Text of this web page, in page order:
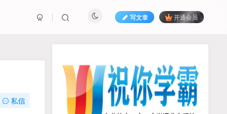
写文章 开通会员
私信
TOP1